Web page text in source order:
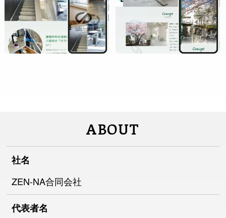
ABOUT
社名
ZEN-NA合同会社
代表者名